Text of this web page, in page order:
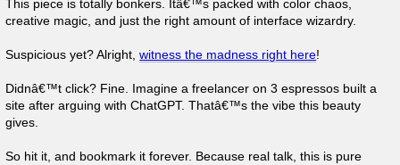
This piece is totally bonkers. Itâ€™s packed with color chaos,
creative magic, and just the right amount of interface wizardry.
Suspicious yet? Alright,witness the madness right here!
Didnâ€™t click? Fine. Imagine a freelancer on 3 espressos built a
site after arguing with ChatGPT. Thatâ€™s the vibe this beauty
gives.
So hit it, and bookmark it forever. Because real talk, this is pure